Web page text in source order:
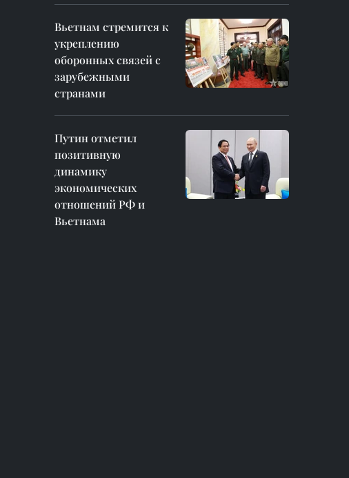
Вьетнам стремится к
укреплению
оборонных связей с
зарубежными
странами
Путин отметил
позитивную
динамику
экономических
отношений РФ и
Вьетнама